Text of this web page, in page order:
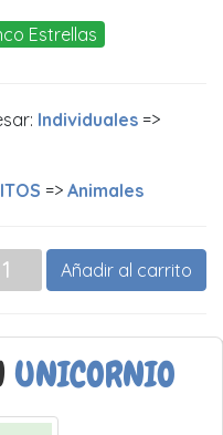
Estrellas
Individuales =>
=> Animales
Añadir al carrito
UNICORNIO